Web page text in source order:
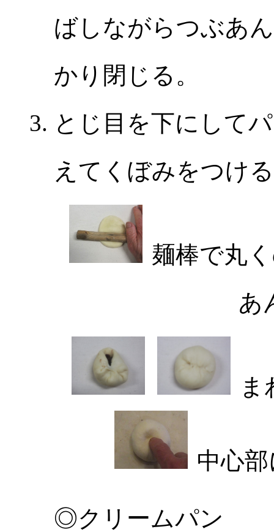
ばしながらつぶあ
かり閉じる。
とじ目を下にして
えてくぼみをつけ
麺棒で丸
あ
ま
中心
◎クリームパン